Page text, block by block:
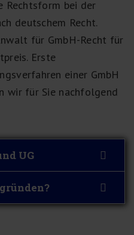
Rechtsform bei der
deutschem Recht.
für GmbH-Recht für
Erste
einer GmbH
wir für Sie nachfolgend
UG